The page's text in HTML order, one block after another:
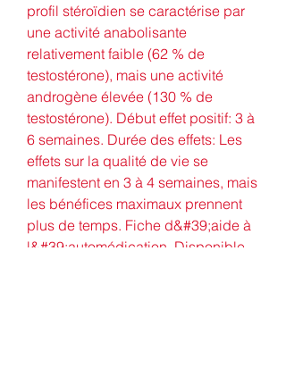
profil stéroïdien se caractérise par
une activité anabolisante
relativement faible (62 % de
testostérone), mais une activité
androgène élevée (130 % de
testostérone). Début effet positif: 3 à
6 semaines. Durée des effets: Les
effets sur la qualité de vie se
manifestent en 3 à 4 semaines, mais
les bénéfices maximaux prennent
plus de temps. Fiche d&#39;aide à
l&#39;automédication. Disponible